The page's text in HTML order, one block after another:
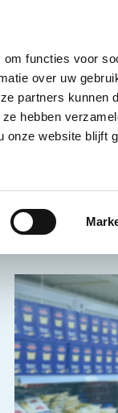
functies voor
over uw
partners kunnen
hebben
website blijft
Koelproducten
Show
Dranken